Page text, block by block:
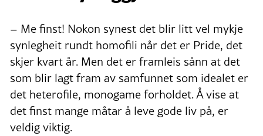
– Me finst! Nokon synest det blir litt vel mykje
synlegheit rundt homofili når det er Pride, det
skjer kvart år. Men det er framleis sånn at det
som blir lagt fram av samfunnet som idealet er
det heterofile, monogame forholdet. Å vise at
det finst mange måtar å leve gode liv på, er
veldig viktig.